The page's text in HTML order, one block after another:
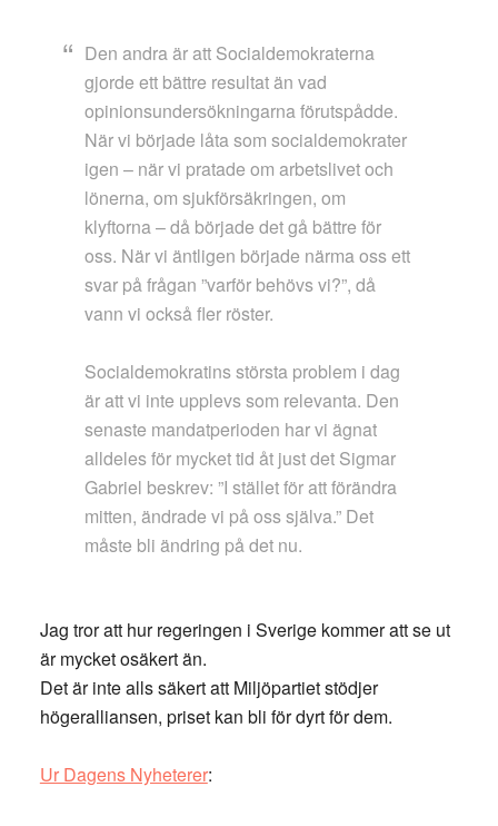
Den andra är att Socialdemokraterna
gjorde ett bättre resultat än vad
opinionsundersökningarna förutspådde.
När vi började låta som socialdemokrater
igen – när vi pratade om arbetslivet och
lönerna, om sjukförsäkringen, om
klyftorna – då började det gå bättre för
oss. När vi äntligen började närma oss ett
svar på frågan ”varför behövs vi?”, då
vann vi också fler röster.
Socialdemokratins största problem i dag
är att vi inte upplevs som relevanta. Den
senaste mandatperioden har vi ägnat
alldeles för mycket tid åt just det Sigmar
Gabriel beskrev: ”I stället för att förändra
mitten, ändrade vi på oss själva.” Det
måste bli ändring på det nu.
Jag tror att hur regeringen i Sverige kommer att se ut
är mycket osäkert än.
Det är inte alls säkert att Miljöpartiet stödjer
högeralliansen, priset kan bli för dyrt för dem.
Ur Dagens Nyheterer: